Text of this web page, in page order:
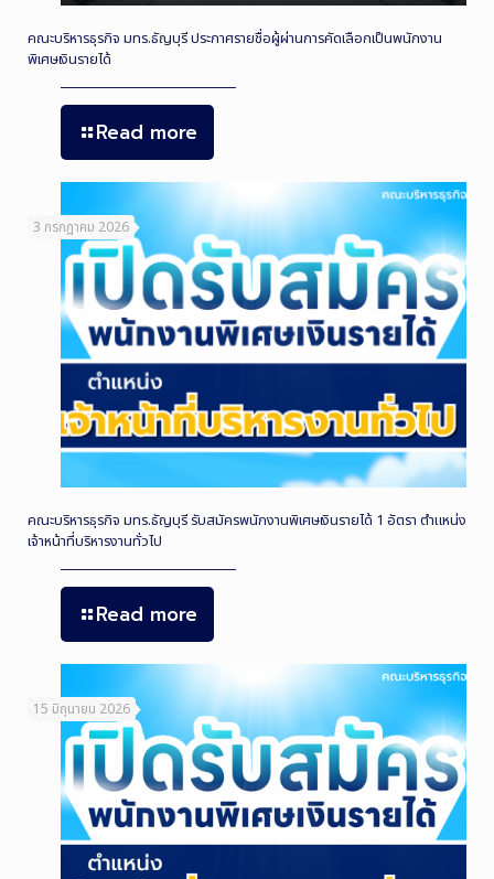
คณะบริหารธุรกิจ มทร.ธัญบุรี ประกาศรายชื่อผู้ผ่านการคัดเลือกเป็นพนักงาน
พิเศษเงินรายได้
Read more
3 กรกฎาคม 2026
คณะบริหารธุรกิจ มทร.ธัญบุรี รับสมัครพนักงานพิเศษเงินรายได้ 1 อัตรา ตำแหน่ง
เจ้าหน้าที่บริหารงานทั่วไป
Read more
15 มิถุนายน 2026